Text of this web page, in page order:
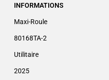
INFORMATIONS
Maxi-Roule
80168TA-2
Utilitaire
2025